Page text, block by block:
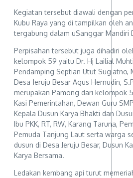
Kegiatan tersebut diawali dengan
Kubu Raya yang di tampilkan oleh
tergabung dalam uSanggar Mandiri
Perpisahan tersebut juga dihadiri
kelompok 59 yaitu Dr. Hj Lailial
Pendamping Septian Utut Sugiatno,
Desa Jeruju Besar Agus Hernudin,
merupakan Pamong dari kelompok
Kasi Pemerintahan, Dewan Guru
Kepala Dusun Karya Bhakti dan
Ibu PKK, RT, RW, Karang Taruna,
Pemuda Tanjung Laut serta warga
dusun di Desa Jeruju Besar, Dusun
Karya Bersama.
Ledakan kembang api turut